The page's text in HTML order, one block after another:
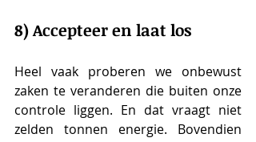
8) Accepteer en laat los
Heel vaak proberen we onbewust
zaken te veranderen die buiten onze
controle liggen. En dat vraagt niet
zelden tonnen energie. Bovendien